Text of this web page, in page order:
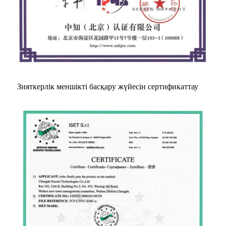
Зияткерлік меншікті басқару жүйесін сертификаттау